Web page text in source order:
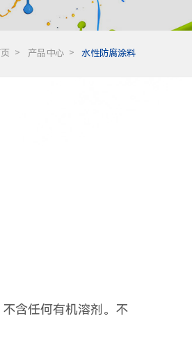
产品中心 水性防腐涂料
含任何有机溶剂。不